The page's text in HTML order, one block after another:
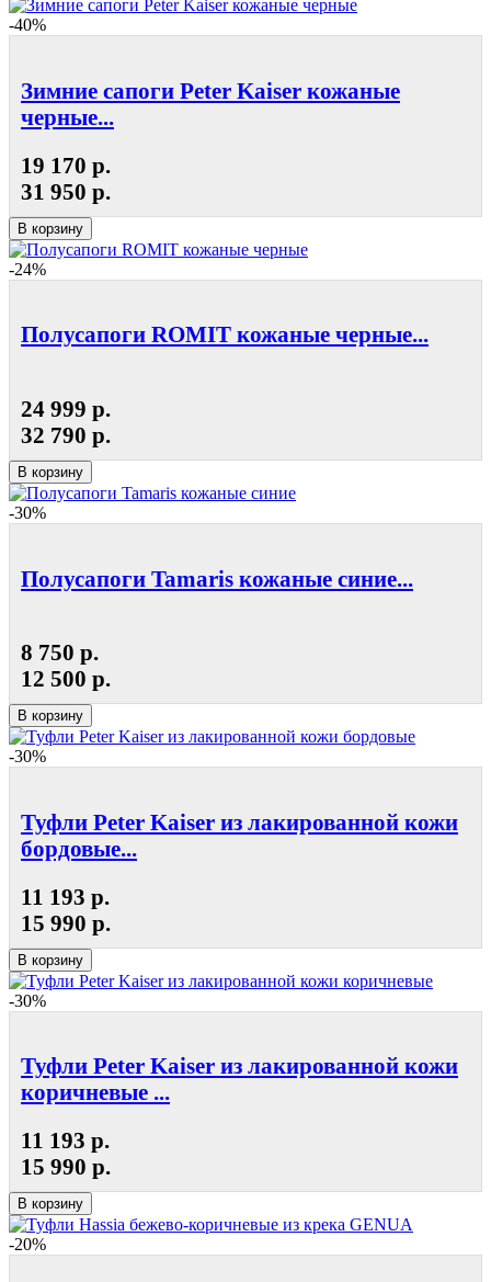
-40%
Зимние сапоги Peter Kaiser кожаные
черные...
19 170 р.
31 950 р.
В корзину
-24%
Полусапоги ROMIT кожаные черные...
24 999 р.
32 790 р.
В корзину
-30%
Полусапоги Tamaris кожаные синие...
8 750 р.
12 500 р.
В корзину
-30%
Туфли Peter Kaiser из лакированной кожи
бордовые...
11 193 р.
15 990 р.
В корзину
-30%
Туфли Peter Kaiser из лакированной кожи
коричневые ...
11 193 р.
15 990 р.
В корзину
-20%